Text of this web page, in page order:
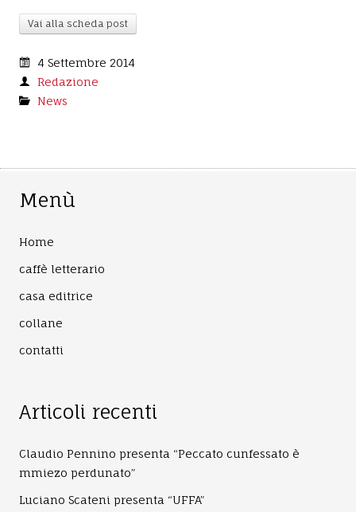
Vai alla scheda post
4 Settembre 2014
Redazione
News
Menù
Home
caffè letterario
casa editrice
collane
contatti
Articoli recenti
Claudio Pennino presenta “Peccato cunfessato è
mmiezo perdunato”
Luciano Scateni presenta “UFFA”